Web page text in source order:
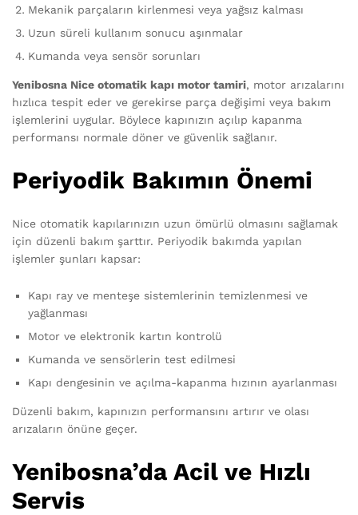
Mekanik parçaların kirlenmesi veya yağsız kalması
Uzun süreli kullanım sonucu aşınmalar
Kumanda veya sensör sorunları
Yenibosna Nice otomatik kapı motor tamiri, motor arızalarını
hızlıca tespit eder ve gerekirse parça değişimi veya bakım
işlemlerini uygular. Böylece kapınızın açılıp kapanma
performansı normale döner ve güvenlik sağlanır.
Periyodik Bakımın Önemi
Nice otomatik kapılarınızın uzun ömürlü olmasını sağlamak
için düzenli bakım şarttır. Periyodik bakımda yapılan
işlemler şunları kapsar:
Kapı ray ve menteşe sistemlerinin temizlenmesi ve
yağlanması
Motor ve elektronik kartın kontrolü
Kumanda ve sensörlerin test edilmesi
Kapı dengesinin ve açılma-kapanma hızının ayarlanması
Düzenli bakım, kapınızın performansını artırır ve olası
arızaların önüne geçer.
Yenibosna’da Acil ve Hızlı
Servis